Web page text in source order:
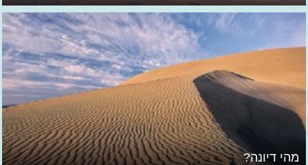
מהי דיונה?